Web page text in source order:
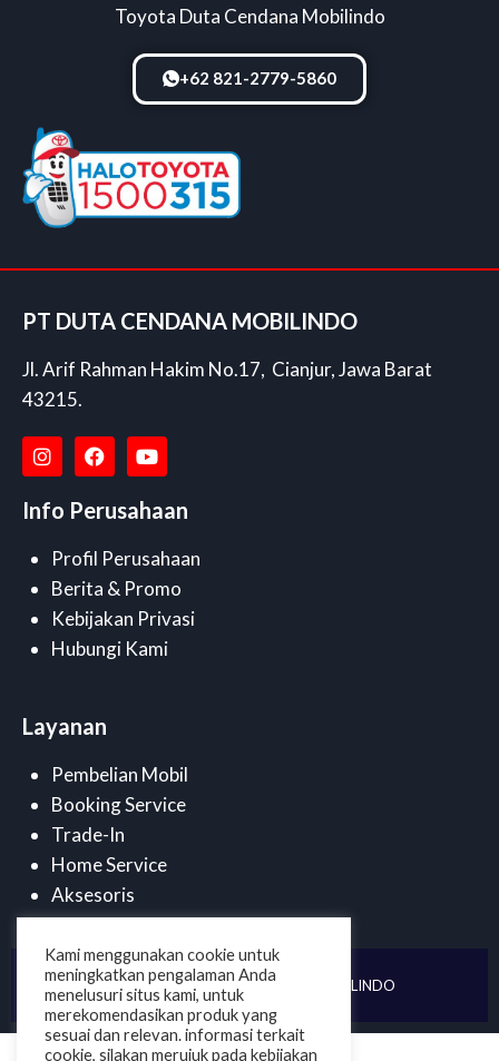
Toyota Duta Cendana Mobilindo
+62 821-2779-5860
PT DUTA CENDANA MOBILINDO
Jl. Arif Rahman Hakim No.17, Cianjur, Jawa Barat
43215.
Info Perusahaan
Profil Perusahaan
Berita & Promo
Kebijakan Privasi
Hubungi Kami
Layanan
Pembelian Mobil
Booking Service
Trade-In
Home Service
Aksesoris
©2025 . PT DUTA CENDANA MOBILINDO
Kami menggunakan cookie untuk
meningkatkan pengalaman Anda
menelusuri situs kami, untuk
merekomendasikan produk yang
sesuai dan relevan. informasi terkait
cookie, silakan merujuk pada kebijakan